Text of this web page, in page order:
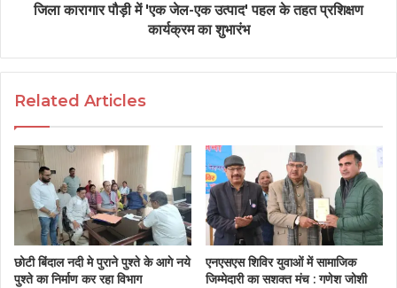
जिला कारागार पौड़ी में 'एक जेल-एक उत्पाद' पहल के तहत प्रशिक्षण
कार्यक्रम का शुभारंभ
Related Articles
छोटी बिंदाल नदी मे पुराने पुश्ते के आगे नये
पुश्ते का निर्माण कर रहा विभाग
एनएसएस शिविर युवाओं में सामाजिक
जिम्मेदारी का सशक्त मंच : गणेश जोशी